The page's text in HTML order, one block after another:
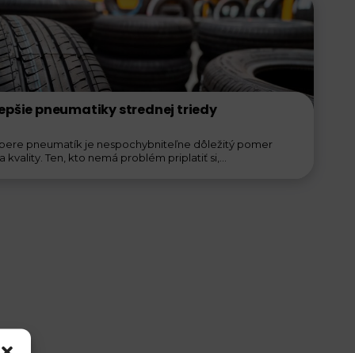
pneumatiky strednej triedy
pneumatík je nespochybniteľne dôležitý pomer
kvality. Ten, kto nemá problém priplatiť si,...